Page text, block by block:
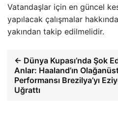
Vatandaşlar için en güncel
yapılacak çalışmalar
yakından takip edilmelidir.
← Dünya Kupası’nda Şok
Anlar: Haaland’ın
Performansı Brezilya’yı
Uğrattı